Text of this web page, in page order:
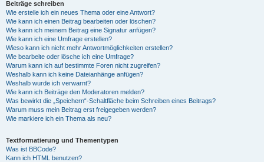
Beiträge schreiben
Wie erstelle ich ein neues Thema oder eine Antwort?
Wie kann ich einen Beitrag bearbeiten oder löschen?
Wie kann ich meinem Beitrag eine Signatur anfügen?
Wie kann ich eine Umfrage erstellen?
Wieso kann ich nicht mehr Antwortmöglichkeiten erstellen?
Wie bearbeite oder lösche ich eine Umfrage?
Warum kann ich auf bestimmte Foren nicht zugreifen?
Weshalb kann ich keine Dateianhänge anfügen?
Weshalb wurde ich verwarnt?
Wie kann ich Beiträge den Moderatoren melden?
Was bewirkt die „Speichern“-Schaltfläche beim Schreiben eines Beitrags?
Warum muss mein Beitrag erst freigegeben werden?
Wie markiere ich ein Thema als neu?
Textformatierung und Thementypen
Was ist BBCode?
Kann ich HTML benutzen?